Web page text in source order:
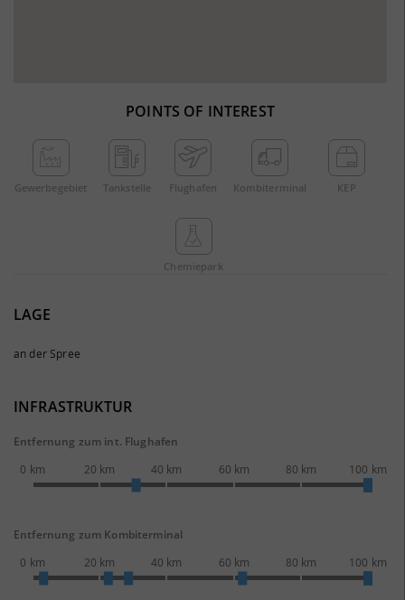
POINTS OF INTEREST
Gewerbe­gebiet Tankstelle Flughafen Kombi­terminal KEP
Chemie­park
LAGE
an der Spree
INFRASTRUKTUR
Entfernung zum int. Flughafen
0 km
20 km 40 km 60 km 80 km 100 km
Entfernung zum Kombiterminal
0 km
20 km 40 km 60 km 80 km 100 km